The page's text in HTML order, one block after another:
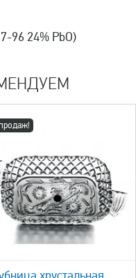
96 24% PbO)